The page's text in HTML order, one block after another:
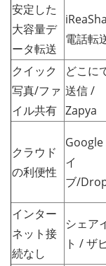
安定した
大容量デ
ータ転送
電話転
クイック
写真/ファ
イル共有
どこに
送信 /
Zapya
クラウド
の利便性
Google
イ
ブ/
インター
ネット接
続なし
シェア
ト / ザ